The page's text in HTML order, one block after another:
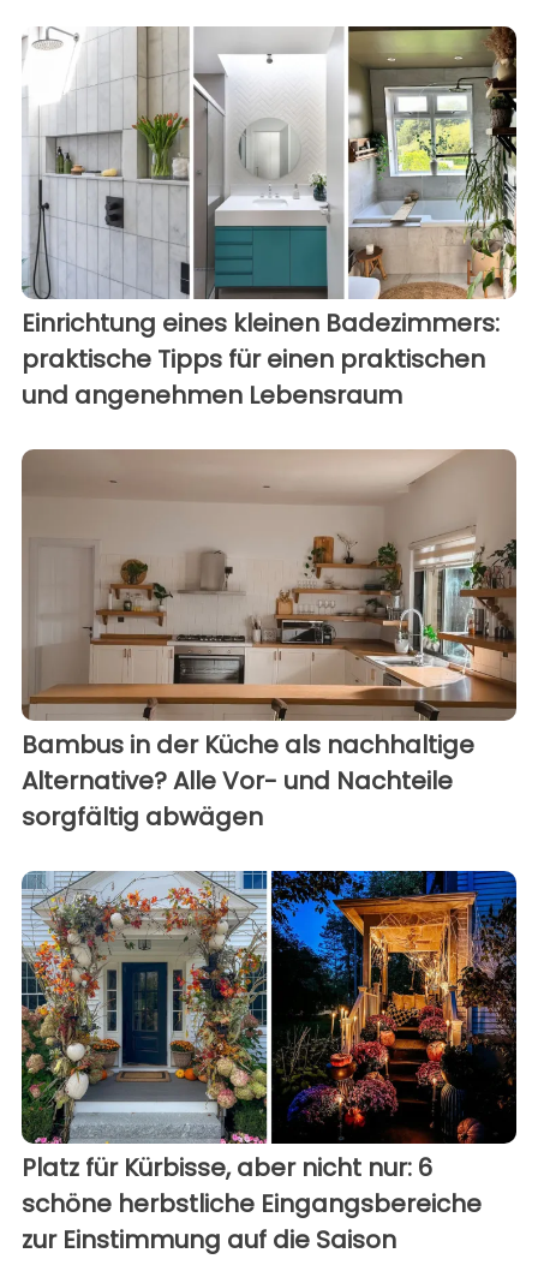
Einrichtung eines kleinen Badezimmers:
praktische Tipps für einen praktischen
und angenehmen Lebensraum
Bambus in der Küche als nachhaltige
Alternative? Alle Vor- und Nachteile
sorgfältig abwägen
Platz für Kürbisse, aber nicht nur: 6
schöne herbstliche Eingangsbereiche
zur Einstimmung auf die Saison